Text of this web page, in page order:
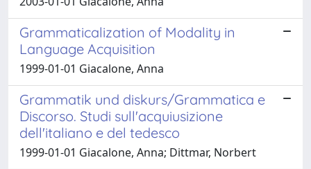
Grammaticalization of Modality in
Language Acquisition
1999-01-01 Giacalone, Anna
Grammatik und diskurs/Grammatica e
Discorso. Studi sull'acquiusizione
dell'italiano e del tedesco
1999-01-01 Giacalone, Anna; Dittmar, Norbert